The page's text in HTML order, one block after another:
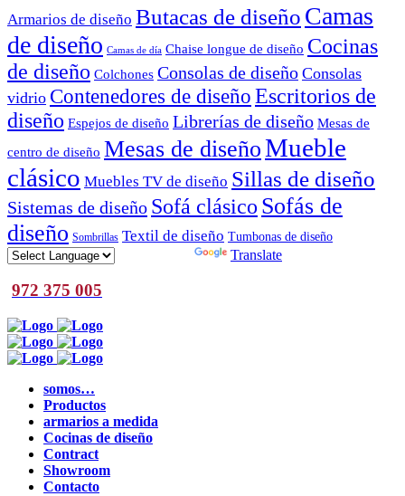
Armarios de diseño Butacas de diseño Camas
de diseño Camas de día Chaise longue de diseño Cocinas
de diseño Colchones Consolas de diseño Consolas
vidrio Contenedores de diseño Escritorios de
diseño Espejos de diseño Librerías de diseño Mesas de
centro de diseño Mesas de diseñoMueble
clásico Muebles TV de diseño Sillas de diseño
Sistemas de diseño Sofá clásico Sofás de
diseño Sombrillas Textil de diseño Tumbonas de diseño
Translate
972 375 005
somos…
Productos
armarios a medida
Cocinas de diseño
Contract
Showroom
Contacto